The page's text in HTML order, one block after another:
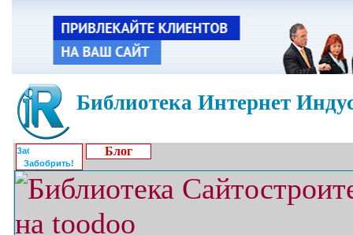
Библиотека Интернет
Забобрить!
Блог